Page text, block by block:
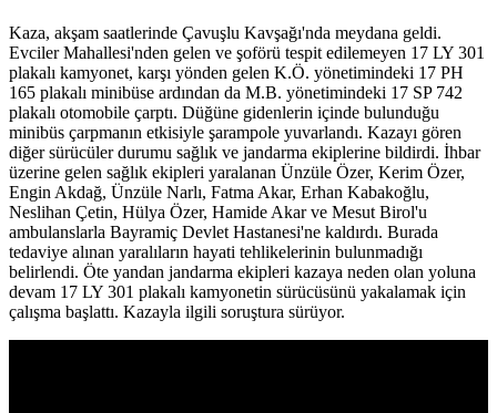
Kaza, akşam saatlerinde Çavuşlu Kavşağı'nda meydana geldi.
Evciler Mahallesi'nden gelen ve şoförü tespit edilemeyen 17 LY 301
plakalı kamyonet, karşı yönden gelen K.Ö. yönetimindeki 17 PH
165 plakalı minibüse ardından da M.B. yönetimindeki 17 SP 742
plakalı otomobile çarptı. Düğüne gidenlerin içinde bulunduğu
minibüs çarpmanın etkisiyle şarampole yuvarlandı. Kazayı gören
diğer sürücüler durumu sağlık ve jandarma ekiplerine bildirdi. İhbar
üzerine gelen sağlık ekipleri yaralanan Ünzüle Özer, Kerim Özer,
Engin Akdağ, Ünzüle Narlı, Fatma Akar, Erhan Kabakoğlu,
Neslihan Çetin, Hülya Özer, Hamide Akar ve Mesut Birol'u
ambulanslarla Bayramiç Devlet Hastanesi'ne kaldırdı. Burada
tedaviye alınan yaralıların hayati tehlikelerinin bulunmadığı
belirlendi. Öte yandan jandarma ekipleri kazaya neden olan yoluna
devam 17 LY 301 plakalı kamyonetin sürücüsünü yakalamak için
çalışma başlattı. Kazayla ilgili soruştura sürüyor.